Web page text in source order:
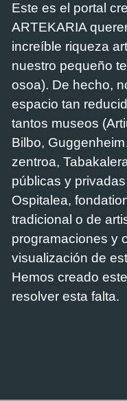
Este es el portal
ARTEKARIA
increíble riqueza
nuestro pequeño
osoa). De hecho,
espacio tan
tantos museos
Bilbo,
zentroa,
públicas y
Ospitalea,
tradicional o de
programaciones y
visualización de
Hemos creado
resolver esta falta.